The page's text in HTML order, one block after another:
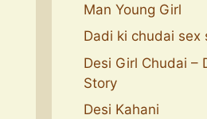
Man Young Girl
Dadi ki chudai sex
Desi Girl Chudai –
Story
Desi Kahani